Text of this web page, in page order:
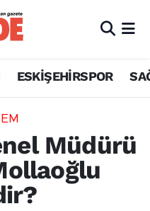
ESKİŞEHİRSPOR
Müdürü